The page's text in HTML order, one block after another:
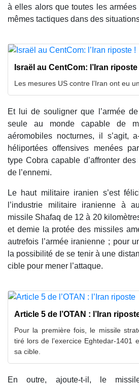
à elles alors que toutes les
mêmes tactiques dans des
Israël au CentCom: l’Iran riposte
Les mesures US contre l’Iran ont eu
Et lui de souligner que l’armée
seule au monde capable de
aéromobiles nocturnes, il s’agit,
héliportées offensives menées
type Cobra capable d’affronter des
de l’ennemi.
Le haut militaire iranien s’est
l’industrie militaire iranienne à
missile Shafaq de 12 à 20
et demie la protée des missiles
autrefois l’armée iranienne ; pour
la possibilité de se tenir à une
cible pour mener l’attaque.
Article 5 de l’OTAN : l’Iran
Pour la première fois, le missile
tiré lors de l’exercice Eghtedar-1401
sa cible.
En outre, ajoute-t-il, le